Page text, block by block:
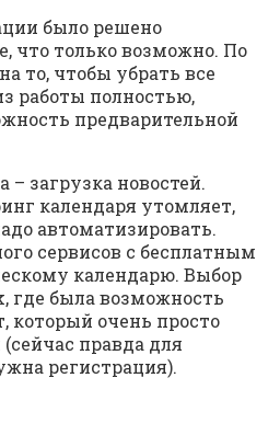
было решено
что только возможно. По
то, чтобы убрать все
работы полностью,
предварительной
– загрузка новостей.
календаря утомляет,
автоматизировать.
сервисов с бесплатным
календарю. Выбор
где была возможность
который очень просто
правда для
регистрация).